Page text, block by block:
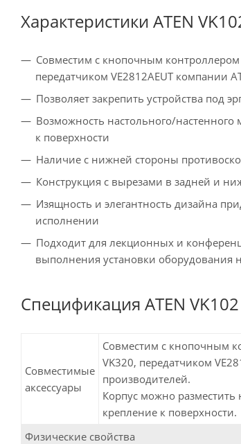
Характеристики ATEN
Совместим с кнопочным
передатчиком VE2812AEUT компании
Позволяет закрепить устройства под
Возможность настольного/
к поверхности
Наличие с нижней стороны
Конструкция с вырезами в задней и
Изящность и элегантность дизайна
исполнении
Подходит для лекционных и
выполнения установки оборудования
Спецификация ATEN VK102
Совместимые
аксессуары
Совместим с кнопочным
VK320, передатчиком
производителей.
Корпус можно
крепление к поверхности.
Физические свойства